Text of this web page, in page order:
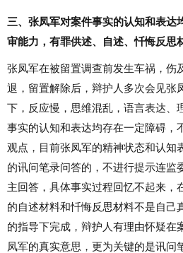
三、张凤军对案件事实的认知和表达
审能力，有罪供述、自述、忏悔反思
张凤军在被留置调查前发生车祸，伤
退，留置解除后，辩护人多次会见张
下，反应慢，思维混乱，语言表达、
事实的认知和表达均存在一定障碍，
观点，目前张凤军的精神状态和认知
的讯问笔录问答的，不进行提示连监
主回答，具体事实过程回忆不起来，
的自述材料和忏悔反思材料不是自己
的指导下完成，辩护人有理由怀疑在
凤军的真实意思，更为关键的是讯问